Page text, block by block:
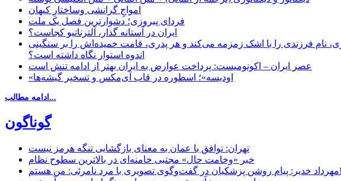
‌امواجِ گرانشی وساختارِ کیهان
فردای پیروزی؛ دشوارترین فصل یک ملت
ایران در آستانه گذار، آلترناتیو کجاست؟
نام فرزندی را با اشک زمزمه می‌کند و هر پدری، قامت خمیده‌اش را بر سنگینی
اندوه استوار نگاه داشته است؟
عصر ایران – اکونومیست: پرداخت عوارض به ایران بهتر از ادامه تنش است
«اودیسه»؛ اسطوره در قاب آی‌مکس و تسخیر گیشه‌ها
ادامه مطالب...
گوناگون
تهران: توافق با عمان به معنای بازگشایی تنگه هرمز نیست
خبر «وخامت حال» مجتبی خامنه‌ای در بالاترین سطوح نظام
مهرداد خدیر: پیام روشن پزشکیان در گفت‌و‌گوی تصویری با مرد نامرئی: من هستم!